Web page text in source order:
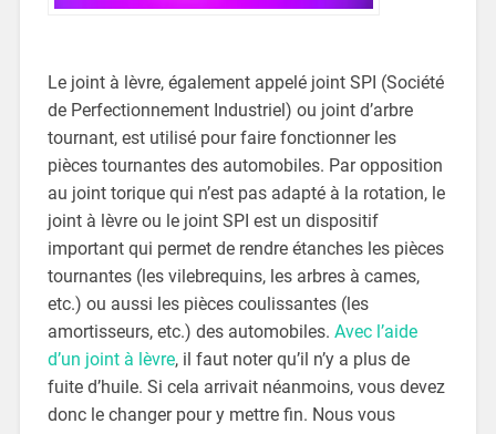
Le joint à lèvre, également appelé joint SPI (Société
de Perfectionnement Industriel) ou joint d’arbre
tournant, est utilisé pour faire fonctionner les
pièces tournantes des automobiles. Par opposition
au joint torique qui n’est pas adapté à la rotation, le
joint à lèvre ou le joint SPI est un dispositif
important qui permet de rendre étanches les pièces
tournantes (les vilebrequins, les arbres à cames,
etc.) ou aussi les pièces coulissantes (les
amortisseurs, etc.) des automobiles. Avec l’aide
d’un joint à lèvre, il faut noter qu’il n’y a plus de
fuite d’huile. Si cela arrivait néanmoins, vous devez
donc le changer pour y mettre fin. Nous vous